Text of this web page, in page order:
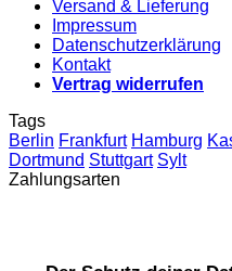
Versand & Lieferung
Impressum
Datenschutzerklärung
Kontakt
Vertrag widerrufen
Tags
Berlin Frankfurt Hamburg
Dortmund Stuttgart Sylt
Zahlungsarten